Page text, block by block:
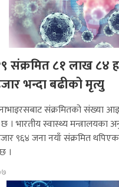
संक्रमित ८१ लाख ८४
भन्दा बढीको मृत्यु
संक्रमितको संख्या
। भारतीय स्वास्थ्य मन्त्रालयका
९६४ जना नयाँ संक्रमित
।